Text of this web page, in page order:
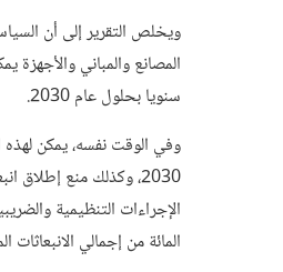
ويخلص التقرير إلى أن
سنويا بحلول عام 2030.
المائة من إجمالي الانبعاثات المطلوب تخفيضها في عام 2030